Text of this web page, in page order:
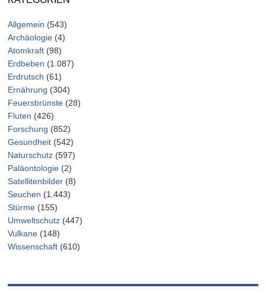
Allgemein (543)
Archäologie (4)
Atomkraft (98)
Erdbeben (1.087)
Erdrutsch (61)
Ernährung (304)
Feuersbrünste (28)
Fluten (426)
Forschung (852)
Gesundheit (542)
Naturschutz (597)
Paläontologie (2)
Satellitenbilder (8)
Seuchen (1.443)
Stürme (155)
Umweltschutz (447)
Vulkane (148)
Wissenschaft (610)